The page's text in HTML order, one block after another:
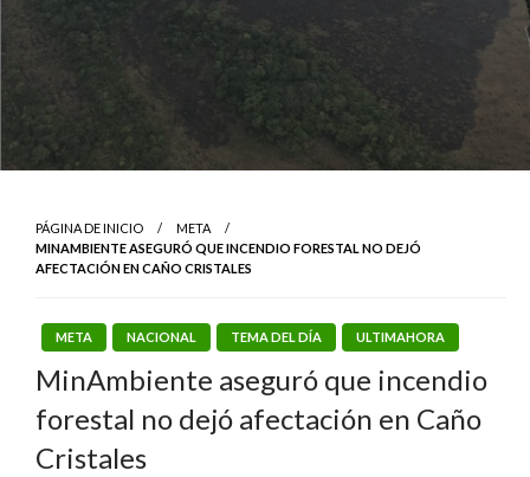
PÁGINA DE INICIO
META
MINAMBIENTE ASEGURÓ QUE INCENDIO FORESTAL NO DEJÓ
AFECTACIÓN EN CAÑO CRISTALES
META NACIONAL TEMA DEL DÍA ULTIMAHORA
MinAmbiente aseguró que incendio
forestal no dejó afectación en Caño
Cristales